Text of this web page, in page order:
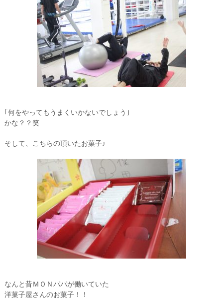
｢何をやってもうまくいかないでしょう｣
かな？？笑
そして、こちらの頂いたお菓子♪
なんと昔ＭＯＮパパが働いていた
洋菓子屋さんのお菓子！！